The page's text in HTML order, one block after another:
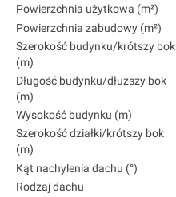
Powierzchnia użytkowa (m²)
Powierzchnia zabudowy (m²)
Szerokość budynku/krótszy bok
(m)
Długość budynku/dłuższy bok
(m)
Wysokość budynku (m)
Szerokość działki/krótszy bok
(m)
Kąt nachylenia dachu (°)
Rodzaj dachu